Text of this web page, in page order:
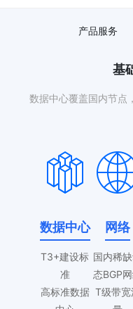
产品服务
基
数据中心覆盖国内节点
数据中心
T3+建设标
准
高标准数据
网络
国内稀
态BGP
T级带宽